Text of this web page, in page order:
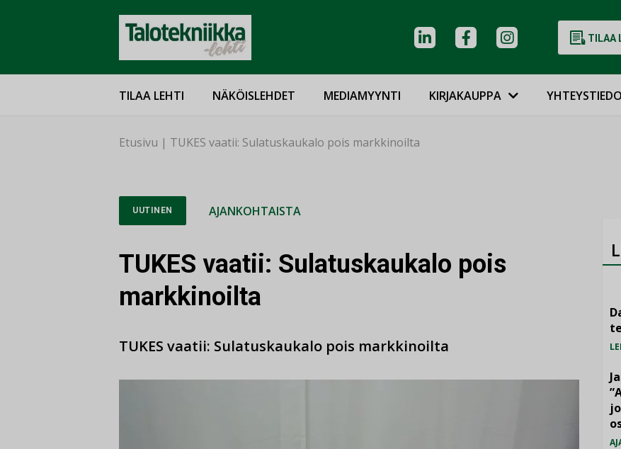
TILAA
TILAA LEHTI NÄKÖISLEHDET MEDIAMYYNTI KIRJAKAUPPA
Etusivu | TUKES vaatii: Sulatuskaukalo pois markkinoilta
UUTINEN AJANKOHTAISTA
TUKES vaatii: Sulatuskaukalo pois
markkinoilta
TUKES vaatii: Sulatuskaukalo pois markkinoilta